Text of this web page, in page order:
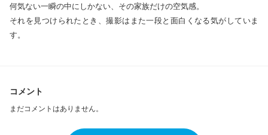
何気ない一瞬の中にしかない、その家族だけの空気感。
それを見つけられたとき、撮影はまた一段と面白くなる気がしていま
す。
コメント
まだコメントはありません。